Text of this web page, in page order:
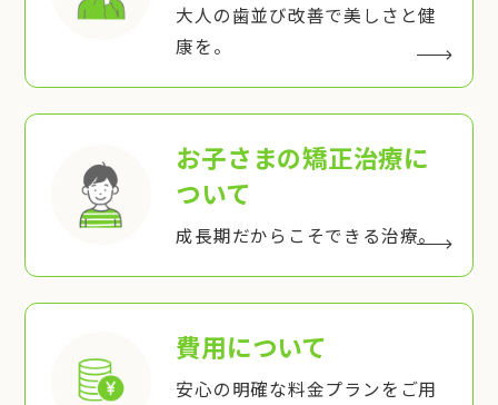
大人の歯並び改善で美しさと健
康を。
お子さまの矯正治療に
ついて
成長期だからこそできる治療。
費用について
安心の明確な料金プランをご用